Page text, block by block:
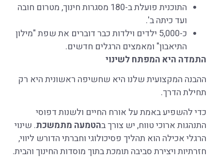
התוכנית פועלת ב-180 מסגרות חינוך, מטרום חובה
ועד כיתה ב'.
כ-5,000 ילדים וילדות כבר דוברים את שפת "מילון
התיאבון" ומאמצים הרגלים חדשים.
התמדה היא המפתח לשינוי
ההבנה המקצועית שלנו היא שחשיפה ראשונית היא רק
תחילת הדרך.
כדי להשפיע באמת על אורח החיים ולשנות דפוסי
התנהגות ארוכי טווח, יש צורך בהטמעה מתמשכת. שינוי
הרגלי אכילה הוא תהליך פסיכולוגי וחברתי הדורש ליווי,
חזרתיות ויצירת סביבה תומכת בתוך מוסדות החינוך והבית.